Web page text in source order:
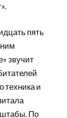
пять
звучит
техника и
По